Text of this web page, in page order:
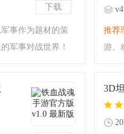
下载
事作为题材的策
军事对战世界！
推荐
游。
杀
3D